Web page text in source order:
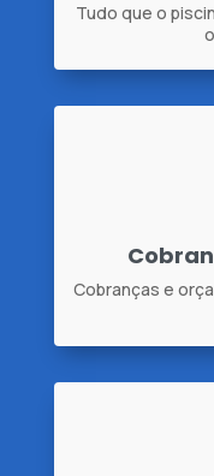
Tudo que o
Cobranças e